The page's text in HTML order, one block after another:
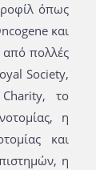
όπως
και
από πολλές
Society,
το
η
και
η